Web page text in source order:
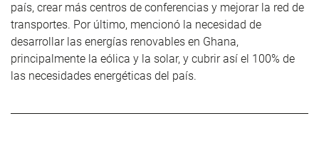
país, crear más centros de conferencias y mejorar la red de
transportes. Por último, mencionó la necesidad de
desarrollar las energías renovables en Ghana,
principalmente la eólica y la solar, y cubrir así el 100% de
las necesidades energéticas del país.